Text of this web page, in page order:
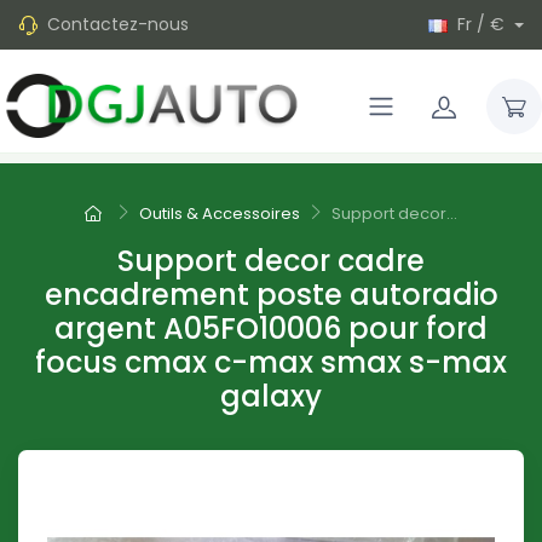
Contactez-nous Fr / €
Outils & Accessoires Support decor...
Support decor cadre
encadrement poste autoradio
argent A05FO10006 pour ford
focus cmax c-max smax s-max
galaxy